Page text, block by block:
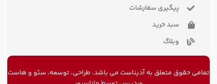
پیگیری سفارشات
سبد خرید
وبلاگ
تمامی حقوق متعلق به آدیناست می باشد. طراحی، توسعه، سئو و هاست